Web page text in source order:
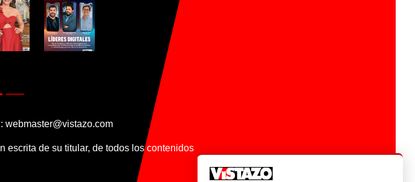
webmaster@vistazo.com
escrita de su titular, de todos los contenidos